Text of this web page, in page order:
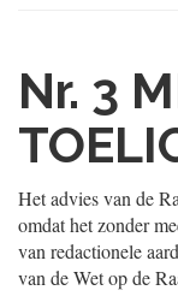
Nr. 3
Het advies van de
omdat het zonder
van redactionele
van de Wet op de